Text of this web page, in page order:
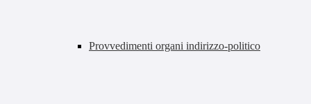
Provvedimenti organi indirizzo-politico